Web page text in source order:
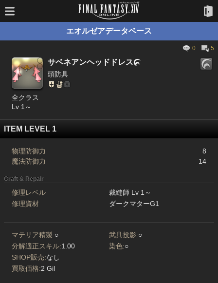
エオルゼアデータベース
0 5
サベネアンヘッドドレス
頭防具
全クラス
Lv 1～
ITEM LEVEL 1
物理防御力
8
魔法防御力
14
Craft & Repair
修理レベル
裁縫師 Lv 1～
修理資材
ダークマターG1
マテリア精製:○ 武具投影:○
分解適正スキル:1.00 染色:○
SHOP販売:なし
買取価格:2 Gil